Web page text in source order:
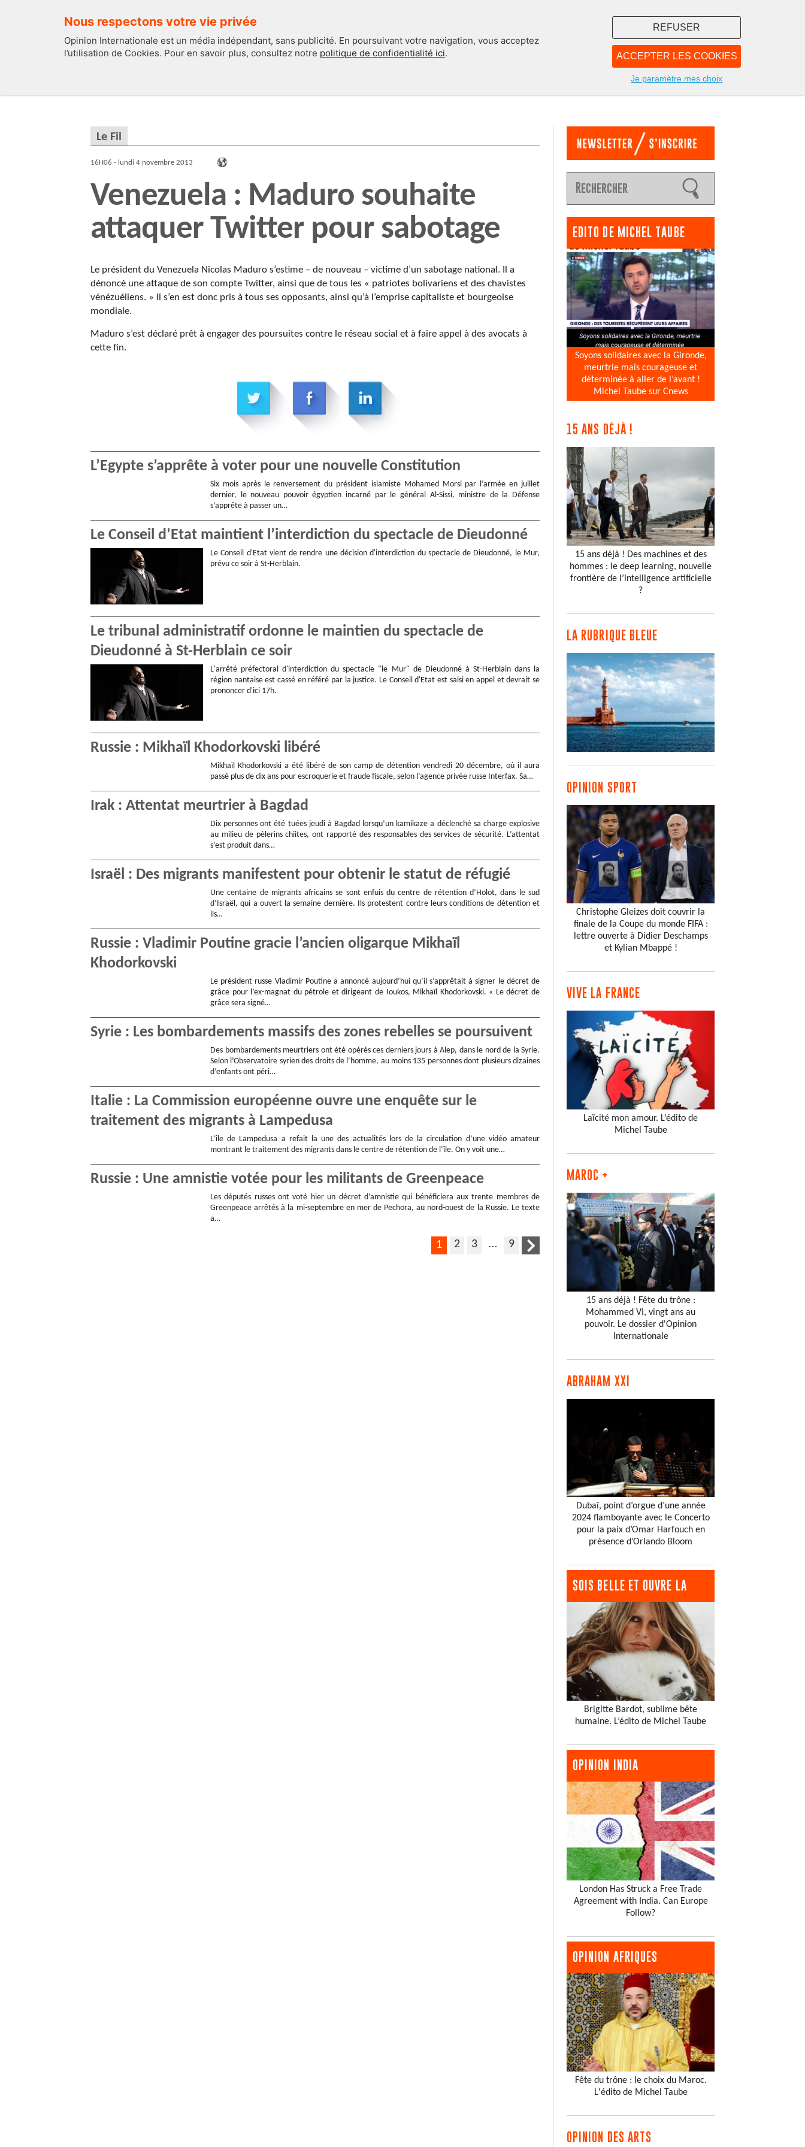
Nous respectons votre vie privée
Opinion Internationale est un média indépendant, sans publicité. En poursuivant votre navigation, vous acceptez
l’utilisation de Cookies. Pour en savoir plus, consultez notre politique de confidentialité ici. ACCEPTER LES COOKIES
REFUSER
Je paramètre mes choix
NOUS
Le Fil
16H06 - lundi 4 novembre 2013
Venezuela : Maduro souhaite
attaquer Twitter pour sabotage
Le président du Venezuela Nicolas Maduro s’estime – de nouveau – victime d’un sabotage national. Il a
dénoncé une attaque de son compte Twitter, ainsi que de tous les « patriotes bolivariens et des chavistes
vénézuéliens. » Il s’en est donc pris à tous ses opposants, ainsi qu’à l’emprise capitaliste et bourgeoise
mondiale.
Maduro s’est déclaré prêt à engager des poursuites contre le réseau social et à faire appel à des avocats à
cette fin.
L’Egypte s’apprête à voter pour une nouvelle Constitution
Six mois après le renversement du président islamiste Mohamed Morsi par l’armée en juillet
dernier, le nouveau pouvoir égyptien incarné par le général Al-Sissi, ministre de la Défense
s’apprête à passer un…
Le Conseil d’Etat maintient l’interdiction du spectacle de Dieudonné
Le Conseil d'Etat vient de rendre une décision d'interdiction du spectacle de Dieudonné, le Mur,
prévu ce soir à St-Herblain.
Le tribunal administratif ordonne le maintien du spectacle de
Dieudonné à St-Herblain ce soir
L'arrêté préfectoral d'interdiction du spectacle "le Mur" de Dieudonné à St-Herblain dans la
région nantaise est cassé en référé par la justice. Le Conseil d'Etat est saisi en appel et devrait se
prononcer d'ici 17h.
Russie : Mikhaïl Khodorkovski libéré
Mikhaïl Khodorkovski a été libéré de son camp de détention vendredi 20 décembre, où il aura
passé plus de dix ans pour escroquerie et fraude fiscale, selon l’agence privée russe Interfax. Sa…
Irak : Attentat meurtrier à Bagdad
Dix personnes ont été tuées jeudi à Bagdad lorsqu’un kamikaze a déclenché sa charge explosive
au milieu de pèlerins chiites, ont rapporté des responsables des services de sécurité. L’attentat
s’est produit dans…
Israël : Des migrants manifestent pour obtenir le statut de réfugié
Une centaine de migrants africains se sont enfuis du centre de rétention d’Holot, dans le sud
d’Israël, qui a ouvert la semaine dernière. Ils protestent contre leurs conditions de détention et
ils…
Russie : Vladimir Poutine gracie l’ancien oligarque Mikhaïl
Khodorkovski
Le président russe Vladimir Poutine a annoncé aujourd’hui qu’il s’apprêtait à signer le décret de
grâce pour l’ex-magnat du pétrole et dirigeant de Ioukos, Mikhaïl Khodorkovski. « Le décret de
grâce sera signé…
Syrie : Les bombardements massifs des zones rebelles se poursuivent
Des bombardements meurtriers ont été opérés ces derniers jours à Alep, dans le nord de la Syrie.
Selon l’Observatoire syrien des droits de l’homme, au moins 135 personnes dont plusieurs dizaines
d’enfants ont péri…
Italie : La Commission européenne ouvre une enquête sur le
traitement des migrants à Lampedusa
L’île de Lampedusa a refait la une des actualités lors de la circulation d’une vidéo amateur
montrant le traitement des migrants dans le centre de rétention de l’île. On y voit une…
Russie : Une amnistie votée pour les militants de Greenpeace
Les députés russes ont voté hier un décret d’amnistie qui bénéficiera aux trente membres de
Greenpeace arrêtés à la mi-septembre en mer de Pechora, au nord-ouest de la Russie. Le texte
a…
1 2 3 … 9
EDITO DE MICHEL TAUBE
Soyons solidaires avec la Gironde,
meurtrie mais courageuse et
déterminée à aller de l’avant !
Michel Taube sur Cnews
15 ANS DÉJÀ !
15 ans déjà ! Des machines et des
hommes : le deep learning, nouvelle
frontière de l’intelligence artificielle
?
LA RUBRIQUE BLEUE
OPINION SPORT
Christophe Gleizes doit couvrir la
finale de la Coupe du monde FIFA :
lettre ouverte à Didier Deschamps
et Kylian Mbappé !
VIVE LA FRANCE
Laïcité mon amour. L’édito de
Michel Taube
MAROC +
15 ans déjà ! Fête du trône :
Mohammed VI, vingt ans au
pouvoir. Le dossier d'Opinion
Internationale
ABRAHAM XXI
Dubaï, point d’orgue d’une année
2024 flamboyante avec le Concerto
pour la paix d’Omar Harfouch en
présence d’Orlando Bloom
SOIS BELLE ET OUVRE LA
Brigitte Bardot, sublime bête
humaine. L’édito de Michel Taube
OPINION INDIA
London Has Struck a Free Trade
Agreement with India. Can Europe
Follow?
OPINION AFRIQUES
Fête du trône : le choix du Maroc.
L'édito de Michel Taube
OPINION DES ARTS